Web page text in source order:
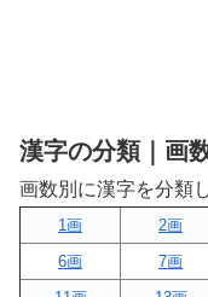
漢字の分類｜画
画数別に漢字を分類
1画 2画
6画
7画